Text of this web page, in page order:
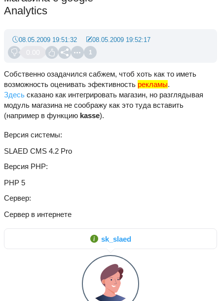
Analytics
0.00 1
08.05.2009 19:51:32 08.05.2009 19:52:17
Собственно озадачился сабжем, чтоб хоть как то иметь
возможность оценивать эфективность рекламы.
Здесь сказано как интегрировать магазин, но разглядывая
модуль магазина не соображу как это туда вставить
(например в функцию kasse).
Версия системы
SLAED CMS 4.2 Pro
Версия PHP
PHP 5
Сервер
Сервер в интернете
sk_slaed